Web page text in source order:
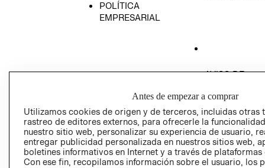
POLÍTICA
EMPRESARIAL
AVISO DE
GIFT CARD
AVISO DE
Antes de empezar a comprar
Utilizamos cookies de origen y de terceros, incluidas otras
rastreo de editores externos, para ofrecerle la
nuestro sitio web, personalizar su experiencia de usuario,
entregar publicidad personalizada en nuestros sitios web,
boletines informativos en Internet y a través de plataformas
Con ese fin, recopilamos información sobre el usuario, los